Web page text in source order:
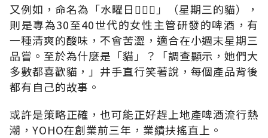
又例如，命名為「水曜日」（星期三的貓），
則是專為30至40世代的女性主管研發的啤酒，有
一種清爽的酸味，不會苦澀，適合在小週末星期三
品嘗。至於為什麼是「貓」？「調查顯示，她們大
多數都喜歡貓，」井手直行笑著說，每個產品背後
都有自己的故事。
或許是策略正確，也可能正好趕上地產啤酒流行熱
潮，YOHO在創業前三年，業績扶搖直上。